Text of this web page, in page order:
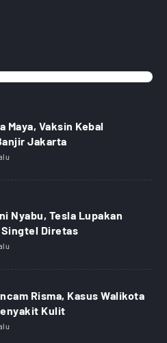
Maya, Vaksin Kebal
Jakarta
Nyabu, Tesla Lupakan
Diretas
Risma, Kasus Walikota
Kulit